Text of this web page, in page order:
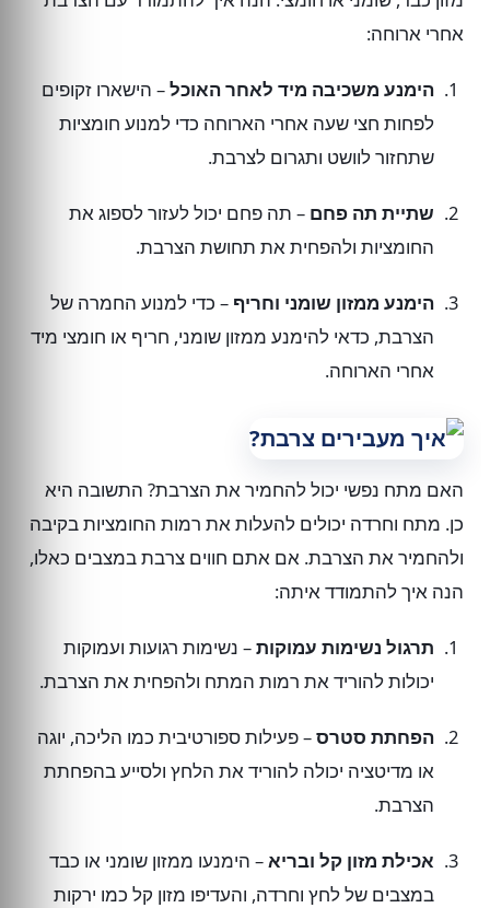
אחרי ארוחה:
הימנע משכיבה מיד לאחר האוכל– הישארו זקופים
לפחות חצי שעה אחרי הארוחה כדי למנוע חומציות
שתחזור לוושט ותגרום לצרבת.
שתיית תה פחם – תה פחם יכול לעזור לספוג את
החומציות ולהפחית את תחושת הצרבת.
הימנע ממזון שומני וחריף – כדי למנוע החמרה של
הצרבת, כדאי להימנע ממזון שומני, חריף או חומצי מיד
אחרי הארוחה.
האם מתח נפשי יכול להחמיר את הצרבת? התשובה היא
כן. מתח וחרדה יכולים להעלות את רמות החומציות בקיבה
ולהחמיר את הצרבת. אם אתם חווים צרבת במצבים כאלו,
הנה איך להתמודד איתה:
תרגול נשימות עמוקות– נשימות רגועות ועמוקות
יכולות להוריד את רמות המתח ולהפחית את הצרבת.
הפחתת סטרס– פעילות ספורטיבית כמו הליכה, יוגה
או מדיטציה יכולה להוריד את הלחץ ולסייע בהפחתת
הצרבת.
אכילת מזון קל ובריא– הימנעו ממזון שומני או כבד
במצבים של לחץ וחרדה, והעדיפו מזון קל כמו ירקות